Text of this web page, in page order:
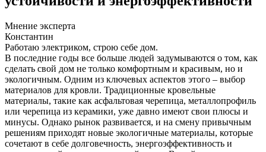
Мнение эксперта
Константин
Работаю электриком, строю себе дом.
В последние годы все больше людей задумываются о том, как
сделать свой дом не только комфортным и красивым, но и
экологичным. Одним из ключевых аспектов этого – выбор
материалов для кровли. Традиционные кровельные
материалы, такие как асфальтовая черепица, металлопрофиль
или черепица из керамики, уже давно имеют свои плюсы и
минусы. Однако рынок развивается, и на смену привычным
решениям приходят новые экологичные материалы, которые
сочетают в себе долговечность, энергоэффективность и